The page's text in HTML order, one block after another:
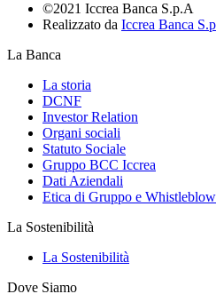
©2021 Iccrea Banca S.p.A
Realizzato da Iccrea Banca
La Banca
La storia
DCNF
Investor Relation
Organi sociali
Statuto Sociale
Gruppo BCC Iccrea
Dati Aziendali
Etica di Gruppo e
La Sostenibilità
La Sostenibilità
Dove Siamo